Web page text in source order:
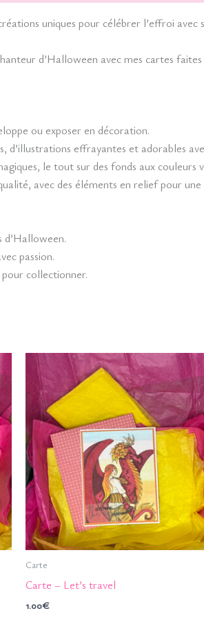
uniques pour célébrer l’effroi
d’Halloween avec mes cartes
ou exposer en décoration.
d’illustrations effrayantes et adorables
le tout sur des fonds aux couleurs
avec des éléments en relief pour
passion.
collectionner.
Carte
Carte – Let’s travel
1.00€